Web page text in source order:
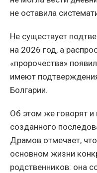
не оставила
Не существует
на 2026 год, а
«пророчества»
имеют
Болгарии.
Об этом же говорят и
созданного
Драмов отмечает,
основном жизни
родственников: она